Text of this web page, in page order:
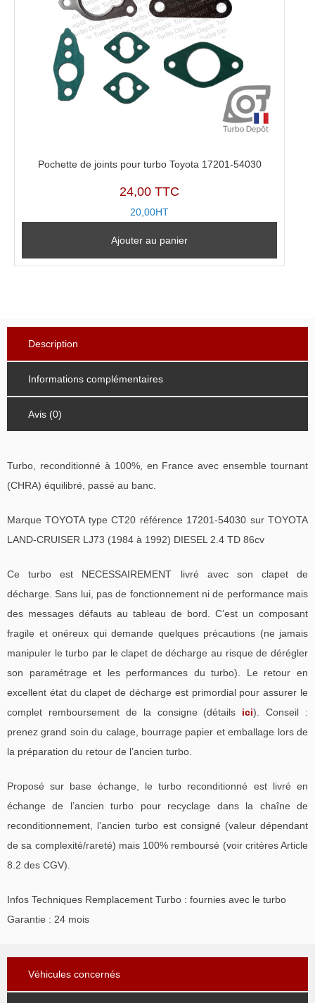
Pochette de joints pour turbo Toyota 17201-54030
24,00 TTC
20,00HT
Ajouter au panier
Description
Informations complémentaires
Avis (0)
Turbo, reconditionné à 100%, en France avec ensemble tournant
(CHRA) équilibré, passé au banc.
Marque TOYOTA type CT20 référence 17201-54030 sur TOYOTA
LAND-CRUISER LJ73 (1984 à 1992) DIESEL 2.4 TD 86cv
Ce turbo est NECESSAIREMENT livré avec son clapet de
décharge. Sans lui, pas de fonctionnement ni de performance mais
des messages défauts au tableau de bord. C’est un composant
fragile et onéreux qui demande quelques précautions (ne jamais
manipuler le turbo par le clapet de décharge au risque de dérégler
son paramétrage et les performances du turbo). Le retour en
excellent état du clapet de décharge est primordial pour assurer le
complet remboursement de la consigne (détails ici). Conseil :
prenez grand soin du calage, bourrage papier et emballage lors de
la préparation du retour de l’ancien turbo.
Proposé sur base échange, le turbo reconditionné est livré en
échange de l’ancien turbo pour recyclage dans la chaîne de
reconditionnement, l’ancien turbo est consigné (valeur dépendant
de sa complexité/rareté) mais 100% remboursé (voir critères Article
8.2 des CGV).
Infos Techniques Remplacement Turbo : fournies avec le turbo
Garantie : 24 mois
Véhicules concernés